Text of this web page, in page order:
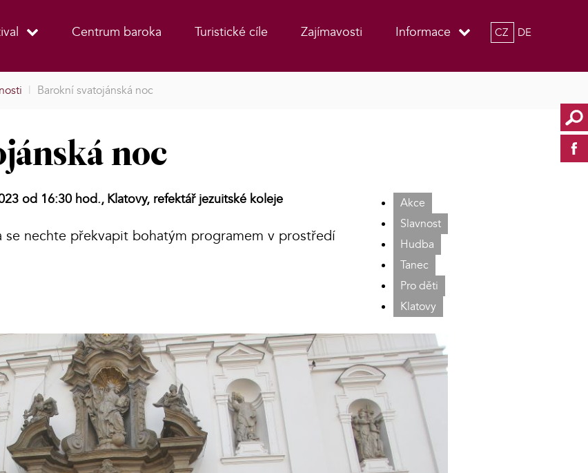
Centrum baroka Turistické cíle Zajímavosti Informace CZ DE
| Barokní svatojánská noc
noc
Akce
Slavnost
Hudba
Tanec
Pro děti
Klatovy
od 16:30 hod., Klatovy, refektář jezuitské koleje
se nechte překvapit bohatým programem v prostředí